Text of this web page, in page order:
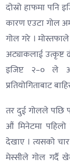
दोस्रो हाफमा पनि
कारण एउटा गोल
गोल गरे ।
अट्याकलाई
इजिप्ट २–० ले
प्रतियोगिताबाट
तर दुई गोलले पछि
औं मिनेटमा पहिलो
देखाए । त्यसको
मेस्सीले गोल गर्दै